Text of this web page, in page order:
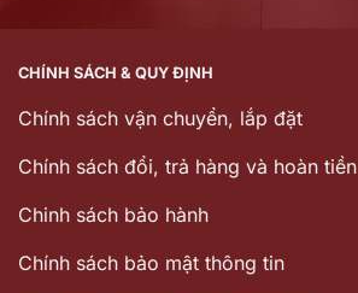
CHÍNH SÁCH & QUY ĐỊNH
Chính sách vận chuyển, lắp đặt
Chính sách đổi, trả hàng và hoàn tiền
Chinh sách bảo hành
Chính sách bảo mật thông tin